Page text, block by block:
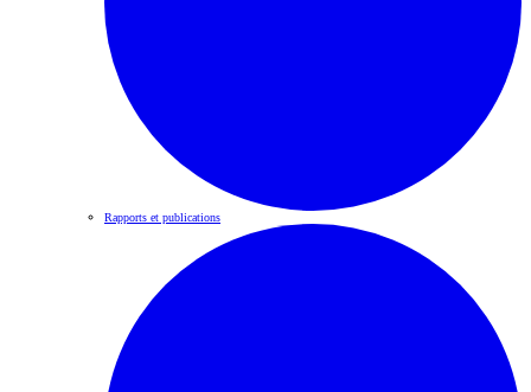
Rapports et publications